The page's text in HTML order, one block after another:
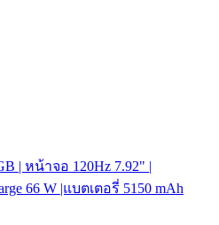
| หน้าจอ 120Hz 7.92" |
66 W |แบตเตอรี่ 5150 mAh